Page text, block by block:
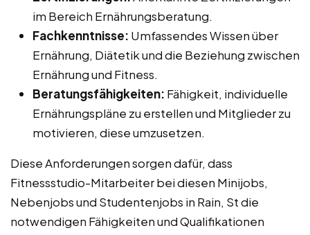
im Bereich Ernährungsberatung.
Fachkenntnisse: Umfassendes Wissen über
Ernährung, Diätetik und die Beziehung zwischen
Ernährung und Fitness.
Beratungsfähigkeiten: Fähigkeit, individuelle
Ernährungspläne zu erstellen und Mitglieder zu
motivieren, diese umzusetzen.
Diese Anforderungen sorgen dafür, dass
Fitnessstudio-Mitarbeiter bei diesen Minijobs,
Nebenjobs und Studentenjobs in Rain, St die
notwendigen Fähigkeiten und Qualifikationen